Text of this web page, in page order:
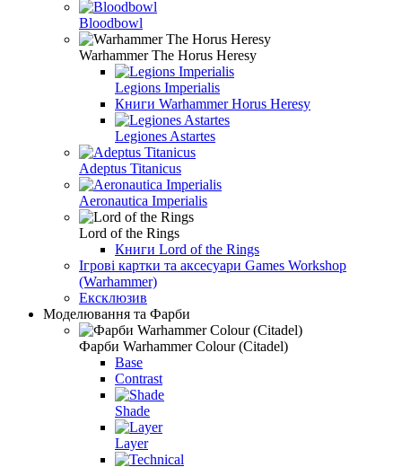
Bloodbowl
Warhammer The Horus Heresy
Legions Imperialis
Книги Warhammer Horus Heresy
Legiones Astartes
Adeptus Titanicus
Aeronautica Imperialis
Lord of the Rings
Книги Lord of the Rings
Ігрові картки та аксесуари Games Workshop
(Warhammer)
Ексклюзив
Моделювання та Фарби
Фарби Warhammer Colour (Citadel)
Base
Contrast
Shade
Layer